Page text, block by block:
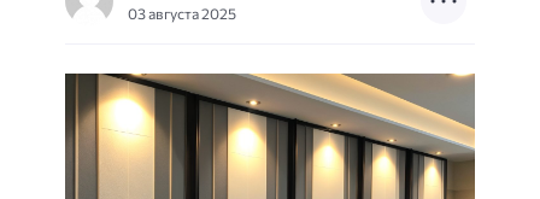
03 августа 2025